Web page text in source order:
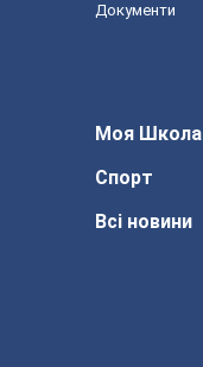
Документи
Моя Школа
Спорт
Всі новини